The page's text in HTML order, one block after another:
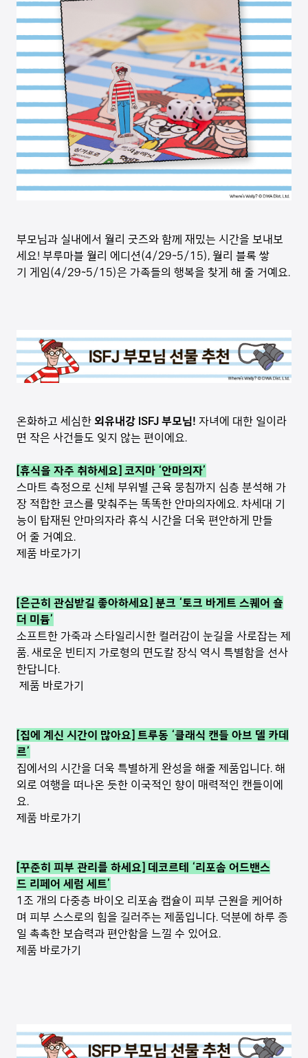
부모님과 실내에서 월리 굿즈와 함께 재밌는 시간을 보내보
세요! 부루마블 월리 에디션(4/29~5/15), 월리 블록 쌓
기 게임(4/29~5/15)은 가족들의 행복을 찾게 해 줄 거예요.
온화하고 세심한 외유내강 ISFJ 부모님! 자녀에 대한 일이라
면 작은 사건들도 잊지 않는 편이에요.
[휴식을 자주 취하세요] 코지마 ‘안마의자’
스마트 측정으로 신체 부위별 근육 뭉침까지 심층 분석해 가
장 적합한 코스를 맞춰주는 똑똑한 안마의자에요. 차세대 기
능이 탑재된 안마의자라 휴식 시간을 더욱 편안하게 만들
어 줄 거예요.
제품 바로가기
[은근히 관심받길 좋아하세요] 분크 ‘토크 바게트 스퀘어 숄
더 미듐’
소프트한 가죽과 스타일리시한 컬러감이 눈길을 사로잡는 제
품. 새로운 빈티지 가로형의 면도칼 장식 역시 특별함을 선사
한답니다.
제품 바로가기
[집에 계신 시간이 많아요] 트루동 ‘클래식 캔들 아브 델 카데
르’
집에서의 시간을 더욱 특별하게 완성을 해줄 제품입니다. 해
외로 여행을 떠나온 듯한 이국적인 향이 매력적인 캔들이에
요.
제품 바로가기
[꾸준히 피부 관리를 하세요] 데코르테 ‘리포솜 어드밴스
드 리페어 세럼 세트’
1조 개의 다중층 바이오 리포솜 캡슐이 피부 근원을 케어하
며 피부 스스로의 힘을 길러주는 제품입니다. 덕분에 하루 종
일 촉촉한 보습력과 편안함을 느낄 수 있어요.
제품 바로가기